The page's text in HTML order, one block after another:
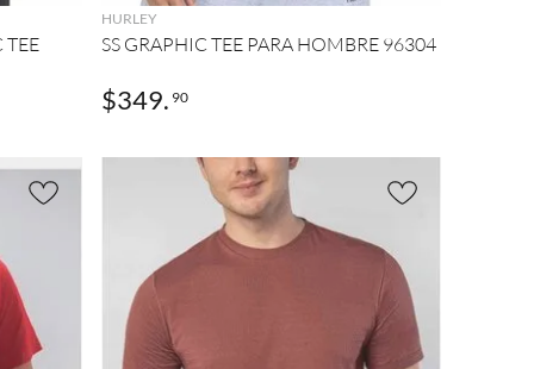
TEE
HURLEY
SS GRAPHIC TEE PARA HOMBRE 96304
$349. 90